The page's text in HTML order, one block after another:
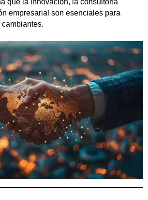
que la innovación, la consultoría
empresarial son esenciales para